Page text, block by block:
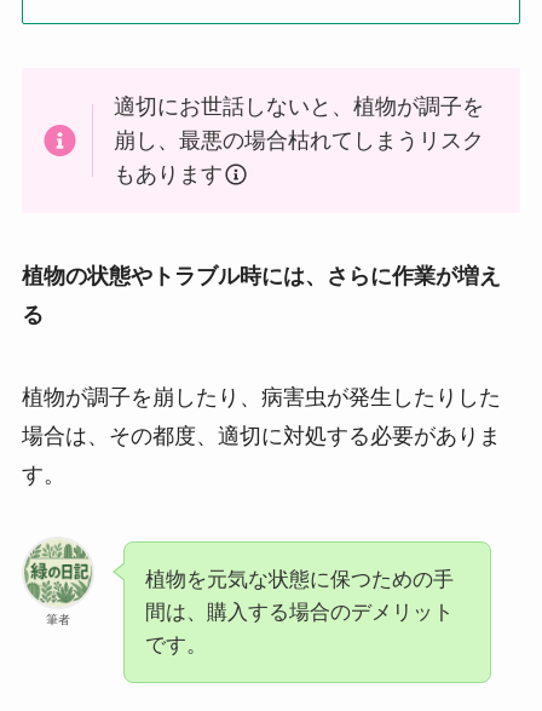
適切にお世話しないと、植物が調子を
崩し、最悪の場合枯れてしまうリスク
もあります
植物の状態やトラブル時には、さらに作業が増え
る
植物が調子を崩したり、病害虫が発生したりした
場合は、その都度、適切に対処する必要がありま
す。
筆者
植物を元気な状態に保つための手
間は、購入する場合のデメリット
です。